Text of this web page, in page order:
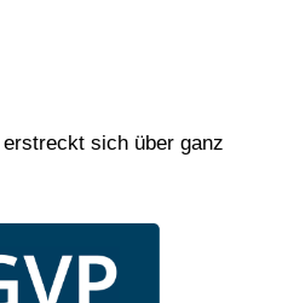
sich über ganz